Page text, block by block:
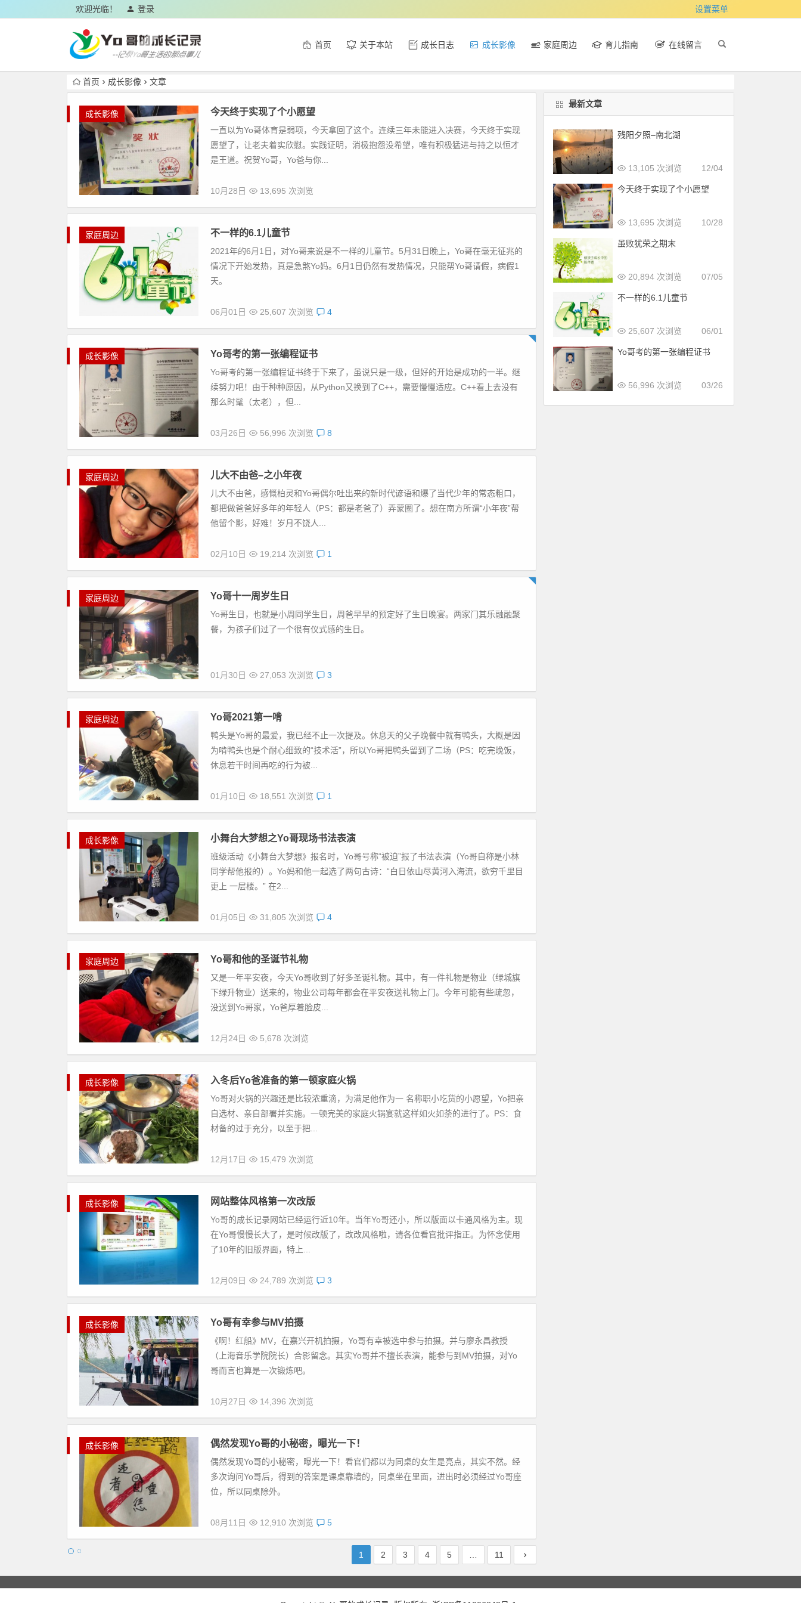
欢迎光临！ 登录 设置菜单
首页 关于本站 成长日志 成长影像 家庭周边 育儿指南 在线留言
首页 成长影像 文章
成长影像 今天终于实现了个小愿望
一直以为Yo哥体育是弱项，今天拿回了这个。连续三年未能进入决赛，今天终于实现
愿望了，让老夫着实欣慰。实践证明，消极抱怨没希望，唯有积极猛进与持之以恒才
是王道。祝贺Yo哥，Yo爸与你...
10月28日 13,695 次浏览
家庭周边 不一样的6.1儿童节
2021年的6月1日，对Yo哥来说是不一样的儿童节。5月31日晚上，Yo哥在毫无征兆的
情况下开始发热，真是急煞Yo妈。6月1日仍然有发热情况，只能帮Yo哥请假，病假1
天。
06月01日 25,607 次浏览 4
成长影像 Yo哥考的第一张编程证书
Yo哥考的第一张编程证书终于下来了，虽说只是一级，但好的开始是成功的一半。继
续努力吧！由于种种原因，从Python又换到了C++，需要慢慢适应。C++看上去没有
那么时髦（太老），但...
03月26日 56,996 次浏览 8
家庭周边 儿大不由爸–之小年夜
儿大不由爸，感慨柏灵和Yo哥偶尔吐出来的新时代谚语和爆了当代少年的常态粗口，
都把做爸爸好多年的年轻人（PS：都是老爸了）弄蒙圈了。想在南方所谓“小年夜”帮
他留个影，好难！岁月不饶人...
02月10日 19,214 次浏览 1
家庭周边 Yo哥十一周岁生日
Yo哥生日，也就是小周同学生日，周爸早早的预定好了生日晚宴。两家门其乐融融聚
餐，为孩子们过了一个很有仪式感的生日。
01月30日 27,053 次浏览 3
家庭周边 Yo哥2021第一啃
鸭头是Yo哥的最爱，我已经不止一次提及。休息天的父子晚餐中就有鸭头，大概是因
为啃鸭头也是个耐心细致的“技术活”，所以Yo哥把鸭头留到了二场（PS：吃完晚饭，
休息若干时间再吃的行为被...
01月10日 18,551 次浏览 1
成长影像 小舞台大梦想之Yo哥现场书法表演
班级活动《小舞台大梦想》报名时，Yo哥号称“被迫”报了书法表演（Yo哥自称是小林
同学帮他报的）。Yo妈和他一起选了两句古诗：“白日依山尽黄河入海流，欲穷千里目
更上 一层楼。” 在2...
01月05日 31,805 次浏览 4
家庭周边 Yo哥和他的圣诞节礼物
又是一年平安夜，今天Yo哥收到了好多圣诞礼物。其中，有一件礼物是物业（绿城旗
下绿升物业）送来的，物业公司每年都会在平安夜送礼物上门。今年可能有些疏忽，
没送到Yo哥家，Yo爸厚着脸皮...
12月24日 5,678 次浏览
成长影像 入冬后Yo爸准备的第一顿家庭火锅
Yo哥对火锅的兴趣还是比较浓重滴，为满足他作为一 名称职小吃货的小愿望，Yo把亲
自选材、亲自部署并实施。一顿完美的家庭火锅宴就这样如火如荼的进行了。PS：食
材备的过于充分，以至于把...
12月17日 15,479 次浏览
成长影像 网站整体风格第一次改版
Yo哥的成长记录网站已经运行近10年。当年Yo哥还小，所以版面以卡通风格为主。现
在Yo哥慢慢长大了，是时候改版了，改改风格啦，请各位看官批评指正。为怀念使用
了10年的旧版界面，特上...
12月09日 24,789 次浏览 3
成长影像 Yo哥有幸参与MV拍摄
《啊！红船》MV，在嘉兴开机拍摄，Yo哥有幸被选中参与拍摄。并与廖永昌教授
（上海音乐学院院长）合影留念。其实Yo哥并不擅长表演，能参与到MV拍摄，对Yo
哥而言也算是一次锻炼吧。
10月27日 14,396 次浏览
成长影像 偶然发现Yo哥的小秘密，曝光一下！
偶然发现Yo哥的小秘密，曝光一下！看官们都以为同桌的女生是亮点，其实不然。经
多次询问Yo哥后，得到的答案是课桌靠墙的，同桌坐在里面，进出时必须经过Yo哥座
位，所以同桌除外。
08月11日 12,910 次浏览 5
1 2 3 4 5 11
最新文章
残阳夕照–南北湖
12/04
13,105 次浏览
今天终于实现了个小愿望
10/28
13,695 次浏览
虽败犹荣之期末
07/05
20,894 次浏览
不一样的6.1儿童节
06/01
25,607 次浏览
Yo哥考的第一张编程证书
03/26
56,996 次浏览